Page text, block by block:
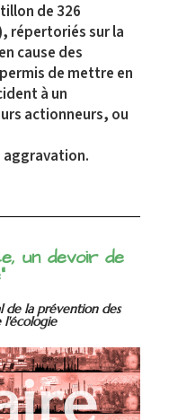
de 326
répertoriés sur la
cause des
de mettre en
à un
actionneurs, ou
aggravation.
un devoir de
de la prévention des
l'écologie